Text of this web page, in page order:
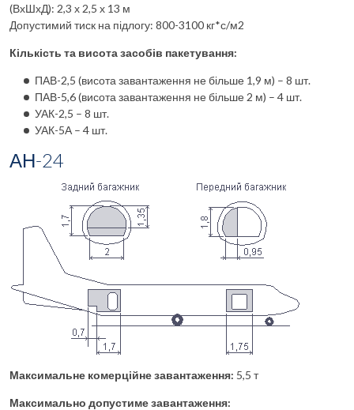
(ВхШхД): 2,3 х 2,5 х 13 м
Допустимий тиск на підлогу: 800-3100 кг*с/м2
Кількість та висота засобів пакетування:
ПАВ-2,5 (висота завантаження не більше 1,9 м) – 8 шт.
ПАВ-5,6 (висота завантаження не більше 2 м) – 4 шт.
УАК-2,5 – 8 шт.
УАК-5А – 4 шт.
АН-24
Максимальне комерційне завантаження: 5,5 т
Максимально допустиме завантаження: